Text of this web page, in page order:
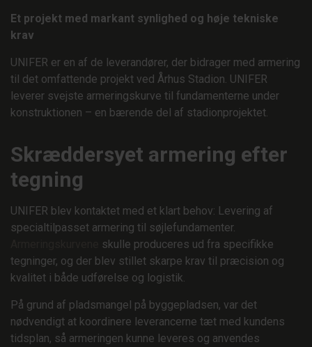
Et projekt med markant synlighed og høje tekniske
krav
UNIFER er en af de leverandører, der bidrager med armering
til det omfattende projekt ved Århus Stadion. UNIFER
leverer svejste armeringskurve til fundamenterne under
konstruktionen – en bærende del af stadionprojektet.
Skræddersyet armering efter
tegning
UNIFER blev kontaktet med et klart behov: Levering af
specialtilpasset armering til søjlefundamenter.
skulle produceres ud fra specifikke
tegninger, og der blev stillet skarpe krav til præcision og
kvalitet i både udførelse og logistik.
På grund af pladsmangel på byggepladsen, var det
nødvendigt at koordinere leverancerne tæt med kundens
tidsplan, så armeringen kunne leveres og anvendes